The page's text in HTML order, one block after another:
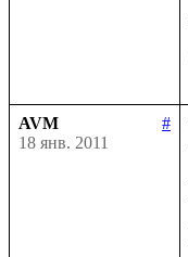
AVM
#
18 янв. 2011